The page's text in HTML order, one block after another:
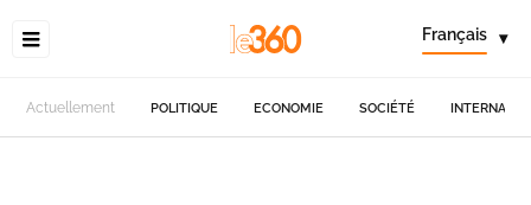
Français ▾
Actuellement POLITIQUE ECONOMIE SOCIÉTÉ